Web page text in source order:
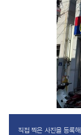
직접 찍은 사진을 등록해